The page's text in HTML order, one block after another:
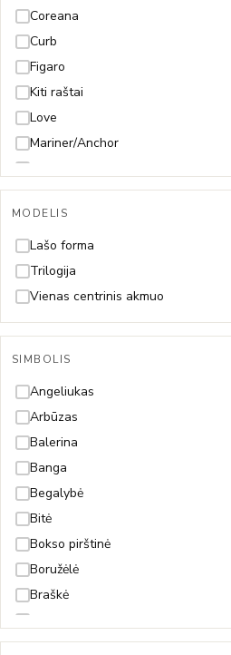
65cm
70cm
Coreana
Curb
Figaro
Kiti raštai
Love
Mariner/Anchor
Paperclip
Pitonas
Rolo
Rombo
Rope (Virvutė)
Singapore
MODELIS
Lašo forma
Trilogija
Vienas centrinis akmuo
SIMBOLIS
Angeliukas
Arbūzas
Balerina
Banga
Begalybė
Bitė
Bokso pirštinė
Boružėlė
Braškė
Dobilas